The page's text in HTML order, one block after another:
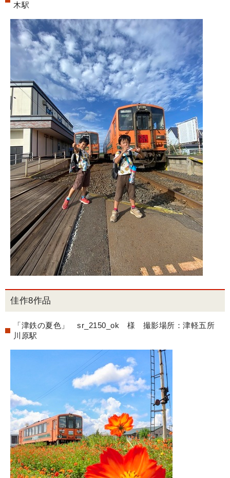
木駅
佳作8作品
「津鉄の夏色」 sr_2150_ok 様 撮影場所：津軽五所
川原駅